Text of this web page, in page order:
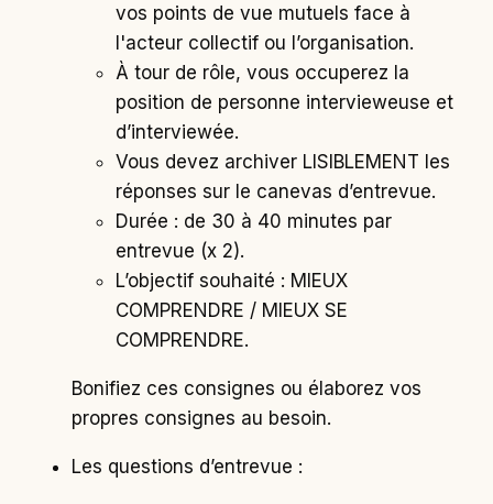
vos points de vue mutuels face à
l'acteur collectif ou l’organisation.
À tour de rôle, vous occuperez la
position de personne intervieweuse et
d’interviewée.
Vous devez archiver LISIBLEMENT les
réponses sur le canevas d’entrevue.
Durée : de 30 à 40 minutes par
entrevue (x 2).
L’objectif souhaité : MIEUX
COMPRENDRE / MIEUX SE
COMPRENDRE.
Bonifiez ces consignes ou élaborez vos
propres consignes au besoin.
Les questions d’entrevue :